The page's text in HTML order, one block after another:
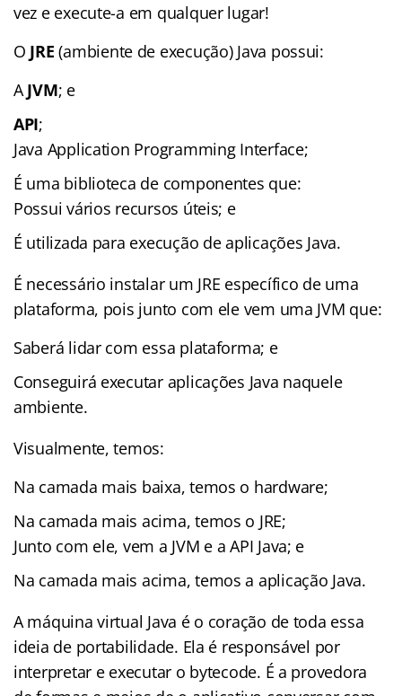
vez e execute-a em qualquer lugar!
O JRE (ambiente de execução) Java possui:
AJVM; e
API;
Java Application Programming Interface;
É uma biblioteca de componentes que:
Possui vários recursos úteis; e
É utilizada para execução de aplicações Java.
É necessário instalar um JRE específico de uma
plataforma, pois junto com ele vem uma JVM que:
Saberá lidar com essa plataforma; e
Conseguirá executar aplicações Java naquele
ambiente.
Visualmente, temos:
Na camada mais baixa, temos o hardware;
Na camada mais acima, temos o JRE;
Junto com ele, vem a JVM e a API Java; e
Na camada mais acima, temos a aplicação Java.
A máquina virtual Java é o coração de toda essa
ideia de portabilidade. Ela é responsável por
interpretar e executar o bytecode. É a provedora